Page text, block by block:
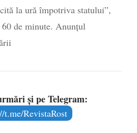
la ură împotriva statului”,
de minute. Anunțul
și pe Telegram:
t.me/RevistaRost